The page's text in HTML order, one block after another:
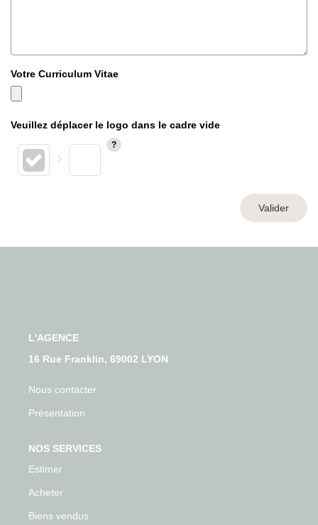
Votre Curriculum Vitae
Veuillez déplacer le logo dans le cadre vide
Valider
L'AGENCE
16 Rue Franklin, 69002 LYON
Nous contacter
Présentation
NOS SERVICES
Estimer
Acheter
Biens vendus